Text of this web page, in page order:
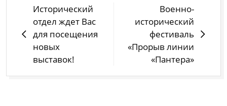
Навигация
записям
Исторический
отдел ждет Вас
для посещения
новых
выставок!
Военно-
исторический
фестиваль
«Прорыв линии
«Пантера»